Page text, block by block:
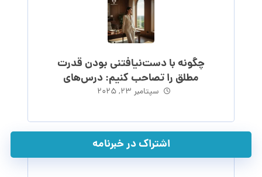
چگونه با دست‌نیافتنی بودن قدرت
مطلق را تصاحب کنیم: درس‌های
ماکیاولی
سپتامبر ۲۳, ۲۰۲۵
اشتراک در خبرنامه